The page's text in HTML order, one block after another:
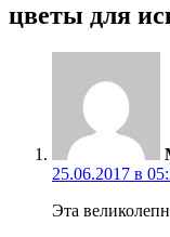
цветы для
25.06.2017 в
Эта